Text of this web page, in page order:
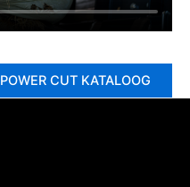
POWER CUT KATALOOG